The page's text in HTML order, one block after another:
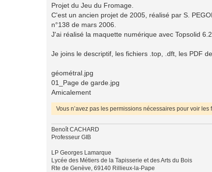
s
a
g
e
Projet du Jeu du Fromage.
C'est un ancien projet de 2005, réalisé par S.
n°138 de mars 2006.
J'ai réalisé la maquette numérique avec Topsolid
Je joins le descriptif, les fichiers .top, .dft, les PDF
géométral.jpg
01_Page de garde.jpg
Amicalement
Vous n’avez pas les permissions nécessaires pour voir
Benoît CACHARD
Professeur GIB
LP Georges Lamarque
Lycée des Métiers de la Tapisserie et des Arts du Bois
Rte de Genève, 69140 Rillieux-la-Pape